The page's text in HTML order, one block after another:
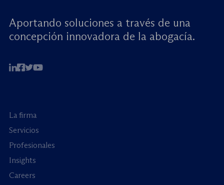
Aportando soluciones a través de una
concepción innovadora de la abogacía.
La firma
Servicios
Profesionales
Insights
Careers